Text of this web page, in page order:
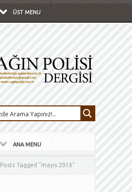
ÜST MENU
ANA MENU
Posts Tagged "mayıs 2016"